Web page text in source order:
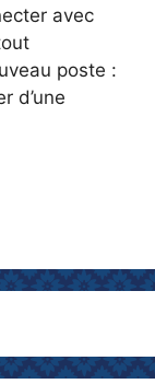
avec
poste :
d’une